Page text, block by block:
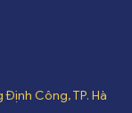
Định Công, TP. Hà